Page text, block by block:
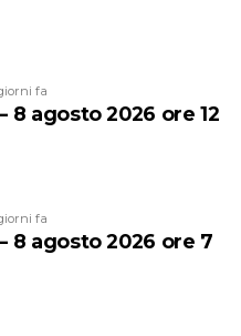
vetture coinvolte ha
attraverso un video
di poter raccogliere
quanto accaduto e
fa
8 agosto 2026 ore 12
fa
8 agosto 2026 ore 7